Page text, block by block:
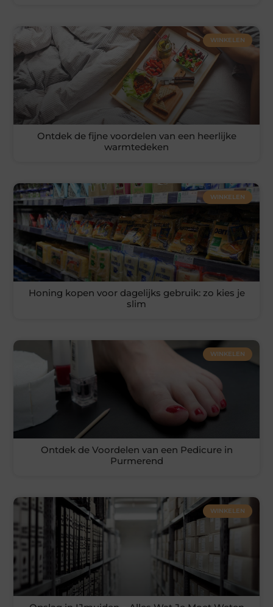
WINKELEN
Ontdek de fijne voordelen van een heerlijke
warmtedeken
WINKELEN
Honing kopen voor dagelijks gebruik: zo kies je
slim
WINKELEN
Ontdek de Voordelen van een Pedicure in
Purmerend
WINKELEN